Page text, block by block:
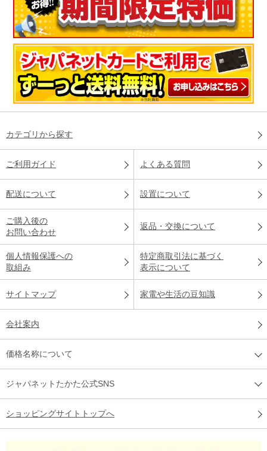
カテゴリから探す
ご利用ガイド よくある質問
配送について 設置について
ご購入後の
お問い合わせ
返品・交換について
個人情報保護への
取組み
特定商取引法に基づく
表示について
サイトマップ 家電や生活の豆知識
会社案内
価格名称について
ジャパネットたかた公式SNS
ショッピングサイトトップへ